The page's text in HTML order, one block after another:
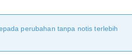
perubahan tanpa notis terlebih